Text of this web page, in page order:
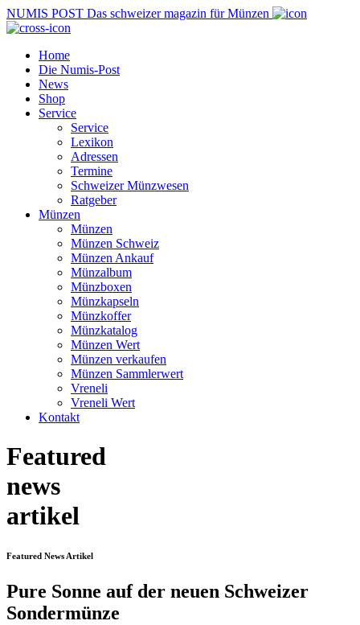
NUMIS POST Das schweizer magazin für Münzen
Home
Die Numis-Post
News
Shop
Service
Service
Lexikon
Adressen
Termine
Schweizer Münzwesen
Ratgeber
Münzen
Münzen
Münzen Schweiz
Münzen Ankauf
Münzalbum
Münzboxen
Münzkapseln
Münzkoffer
Münzkatalog
Münzen Wert
Münzen verkaufen
Münzen Sammlerwert
Vreneli
Vreneli Wert
Kontakt
Featured
news
artikel
Featured News Artikel
Pure Sonne auf der neuen Schweizer
Sondermünze